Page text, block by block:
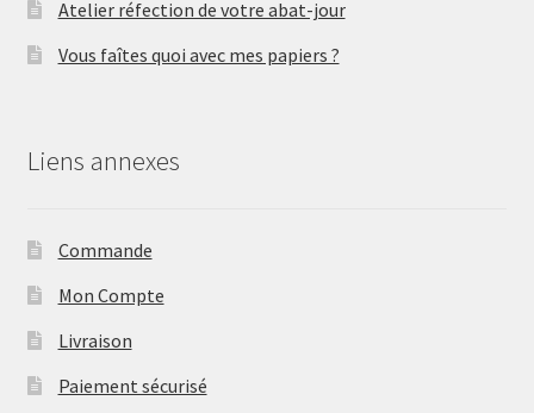
Atelier réfection de votre abat-jour
Vous faîtes quoi avec mes papiers ?
Liens annexes
Commande
Mon Compte
Livraison
Paiement sécurisé